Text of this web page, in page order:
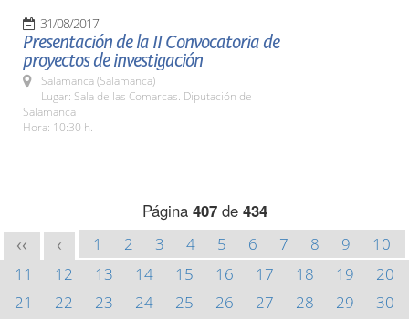
31/08/2017
Presentación de la II Convocatoria de
proyectos de investigación
Salamanca (Salamanca)
Lugar: Sala de las Comarcas. Diputación de
Salamanca
Hora: 10:30 h.
Página 407de 434
<< < 1 2 3 4 5 6 7 8 9
10
11
12 13 14 15 16 17 18 19
20
21
22 23 24 25 26 27 28 29
30